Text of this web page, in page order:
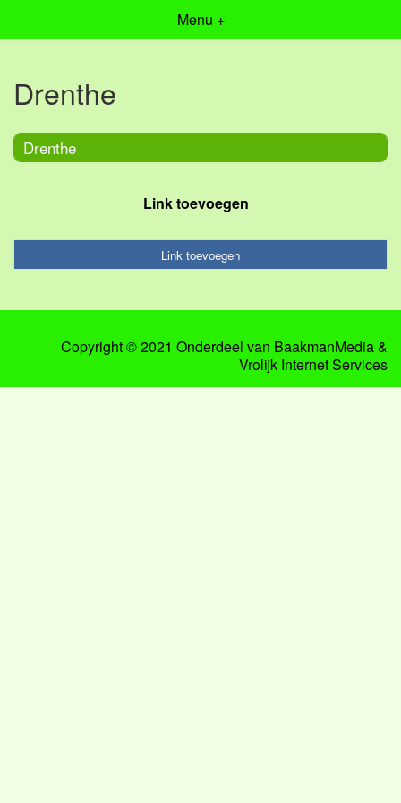
Menu +
Drenthe
Drenthe
Link toevoegen
Link toevoegen
Copyright © 2021 Onderdeel van BaakmanMedia&
Vrolijk Internet Services